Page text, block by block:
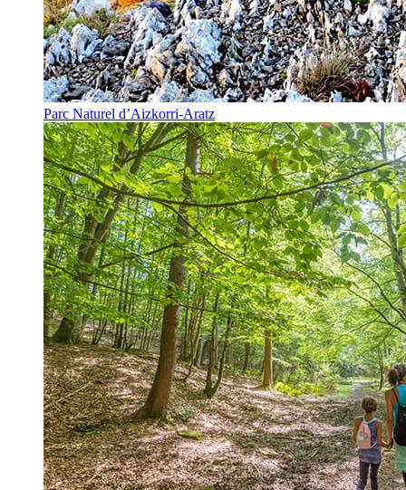
Parc Naturel d’Aizkorri-Aratz